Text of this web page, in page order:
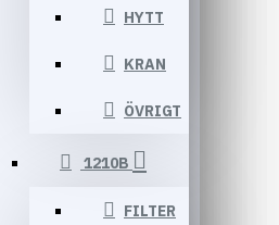
HYTT
KRAN
ÖVRIGT
1210B
FILTER